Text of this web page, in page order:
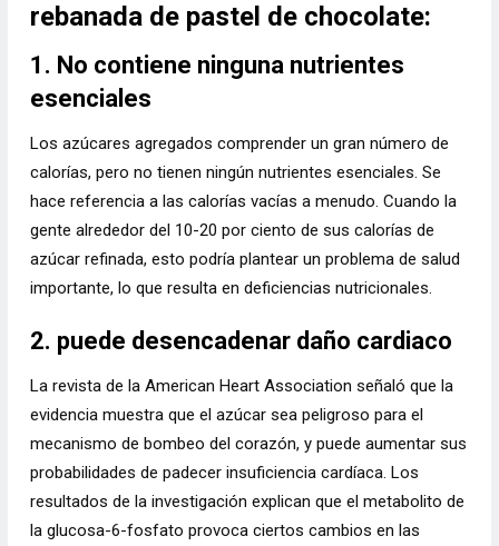
rebanada de pastel de chocolate:
1. No contiene ninguna nutrientes
esenciales
Los azúcares agregados comprender un gran número de
calorías, pero no tienen ningún nutrientes esenciales. Se
hace referencia a las calorías vacías a menudo. Cuando la
gente alrededor del 10-20 por ciento de sus calorías de
azúcar refinada, esto podría plantear un problema de salud
importante, lo que resulta en deficiencias nutricionales.
2. puede desencadenar daño cardiaco
La revista de la American Heart Association señaló que la
evidencia muestra que el azúcar sea peligroso para el
mecanismo de bombeo del corazón, y puede aumentar sus
probabilidades de padecer insuficiencia cardíaca. Los
resultados de la investigación explican que el metabolito de
la glucosa-6-fosfato provoca ciertos cambios en las